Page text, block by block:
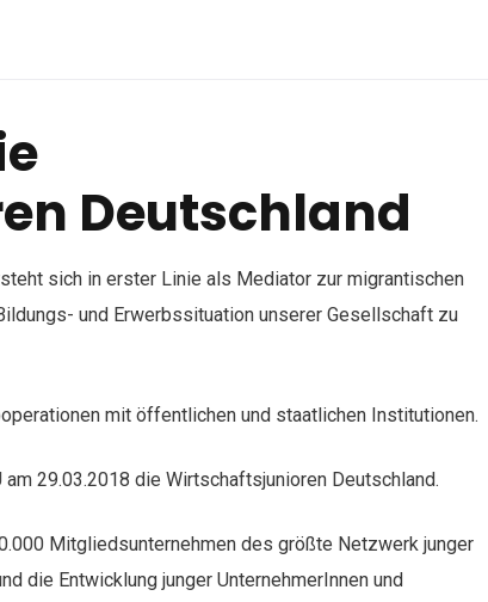
Deutschland
sich in erster Linie als Mediator zur migrantischen
und Erwerbssituation unserer Gesellschaft zu
mit öffentlichen und staatlichen Institutionen.
29.03.2018 die Wirtschaftsjunioren Deutschland.
Mitgliedsunternehmen des größte Netzwerk junger
die Entwicklung junger UnternehmerInnen und